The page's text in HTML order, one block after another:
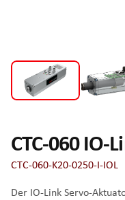
CTC-060 IO-
CTC-060-K20-0250-I-IOL
Der IO-Link Servo-